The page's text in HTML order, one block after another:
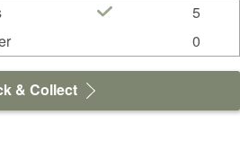
5
0
& Collect